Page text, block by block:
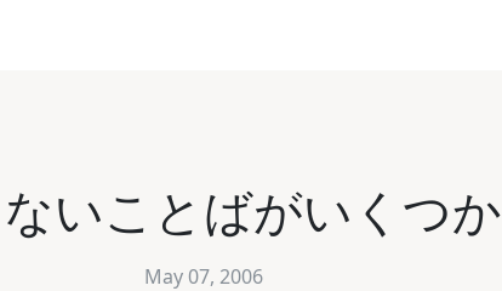
いことばがいくつか
May 07, 2006